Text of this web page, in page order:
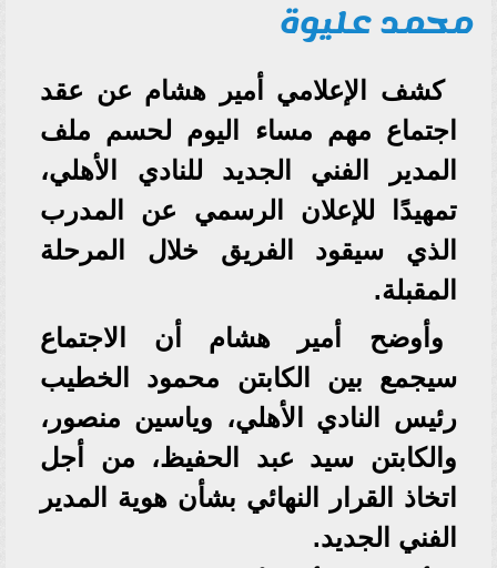
محمد عليوة
كشف الإعلامي أمير هشام عن عقد
اجتماع مهم مساء اليوم لحسم ملف
المدير الفني الجديد للنادي الأهلي،
تمهيدًا للإعلان الرسمي عن المدرب
الذي سيقود الفريق خلال المرحلة
المقبلة.
وأوضح أمير هشام أن الاجتماع
سيجمع بين الكابتن محمود الخطيب
رئيس النادي الأهلي، وياسين منصور،
والكابتن سيد عبد الحفيظ، من أجل
اتخاذ القرار النهائي بشأن هوية المدير
الفني الجديد.